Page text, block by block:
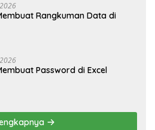
Rangkuman Data di
Password di Excel